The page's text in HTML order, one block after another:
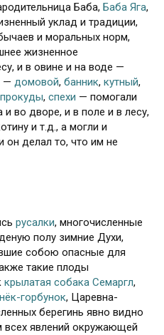
Баба, Баба Яга,
уклад и традиции,
и моральных норм,
жизненное
и в овине и на воде —
— домовой, банник, кутный,
прокуды, спехи — помогали
во дворе, и в поле и в лесу,
и т.д., а могли и
он делал то, что им не
русалки, многочисленные
полу зимние Духи,
собою опасные для
такие плоды
крылатая собака Семаргл,
горбунок, Царевна-
берегинь явно видно
всех явлений окружающей